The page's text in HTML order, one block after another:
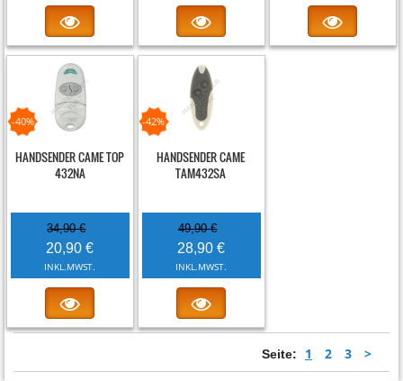
-40%
HANDSENDER CAME TOP
432NA
34,90 €
20,90 €
INKL.MWST.
-42%
HANDSENDER CAME
TAM432SA
49,90 €
28,90 €
INKL.MWST.
Seite: 1 2 3 >